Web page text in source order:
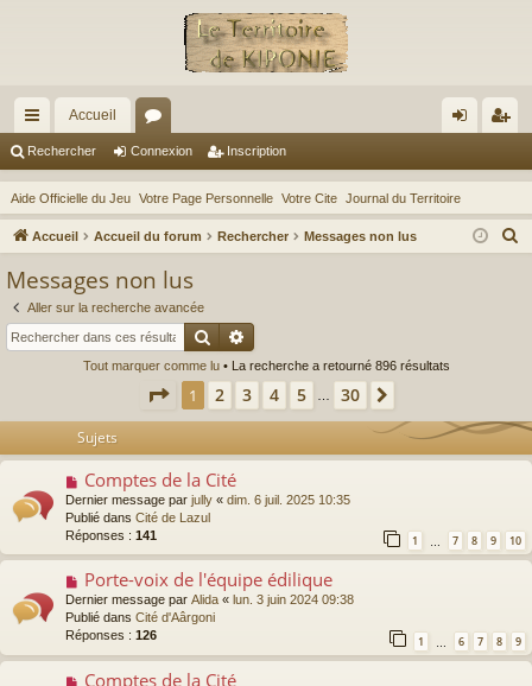
ac
co
ur
ci
s
Accueil
or
u
m
s
ne
xi
on
cri
pti
on
Rechercher Connexion Inscription
Aide Officielle du Jeu Votre Page Personnelle Votre Cite Journal du Territoire
Accueil Accueil du forum Rechercher Messages non lus
Messages non lus
Aller sur la recherche avancée
Rechercher
Tout marquer comme lu• La recherche a retourné 896 résultats
Page 1 sur 30
1 2 3 4 5 30
Sujets
N
u
v
e
a
m
e
s
s
Comptes de la Cité
Dernier message par jully « dim. 6 juil. 2025 10:35
Publié dans Cité de Lazul
Réponses : 141 1 … 7 8 9 10
N
u
v
e
a
u
Porte-voix de l'équipe édilique
Dernier message par Alida « lun. 3 juin 2024 09:38
Publié dans Cité d'Aârgoni
Réponses : 126 1 6 7 8 9
NComptes de la Cité